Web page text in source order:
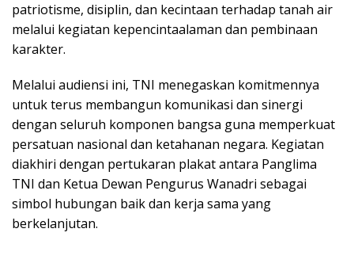
patriotisme, disiplin, dan kecintaan terhadap tanah air
melalui kegiatan kepencintaalaman dan pembinaan
karakter.
Melalui audiensi ini, TNI menegaskan komitmennya
untuk terus membangun komunikasi dan sinergi
dengan seluruh komponen bangsa guna memperkuat
persatuan nasional dan ketahanan negara. Kegiatan
diakhiri dengan pertukaran plakat antara Panglima
TNI dan Ketua Dewan Pengurus Wanadri sebagai
simbol hubungan baik dan kerja sama yang
berkelanjutan.